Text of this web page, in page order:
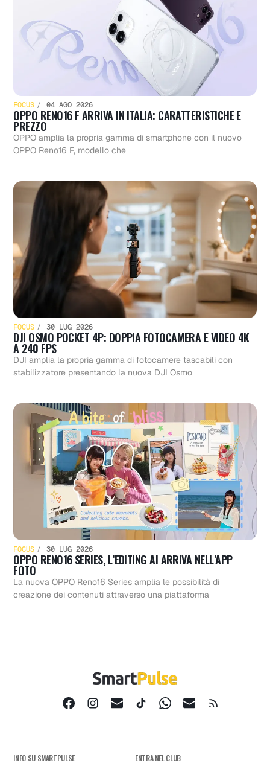
FOCUS 04 AGO 2026
OPPO RENO16 F ARRIVA IN ITALIA: CARATTERISTICHE E
PREZZO
OPPO amplia la propria gamma di smartphone con il nuovo
OPPO Reno16 F, modello che
FOCUS 30 LUG 2026
DJI OSMO POCKET 4P: DOPPIA FOTOCAMERA E VIDEO 4K
A 240 FPS
DJI amplia la propria gamma di fotocamere tascabili con
stabilizzatore presentando la nuova DJI Osmo
FOCUS 30 LUG 2026
OPPO RENO16 SERIES, L’EDITING AI ARRIVA NELL’APP
FOTO
La nuova OPPO Reno16 Series amplia le possibilità di
creazione dei contenuti attraverso una piattaforma
INFO SU SMARTPULSE ENTRA NEL CLUB